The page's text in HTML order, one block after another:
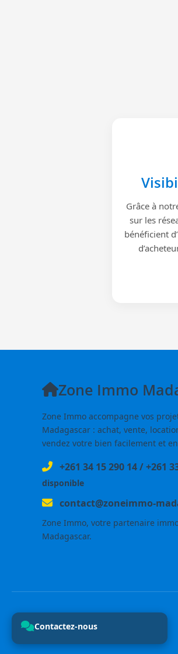
Grâce à
sur les
bénéficient
Zone Immo
Zone Immo accompagne vos
Madagascar : achat, vente,
vendez votre bien facilement et
+261 34 15 290 14/+261
disponible
contact@zoneimmo-
Zone Immo, votre partenaire
Madagascar.
Contactez-nous